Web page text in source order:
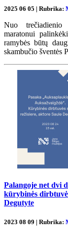
2025 06 05 | Rubrika:
Nuo trečiadienio
maratonui
ramybės būtų
skambučio šventės
Palangoje net dvi
kūrybinės
Degutyte
2023 08 09 | Rubrika: